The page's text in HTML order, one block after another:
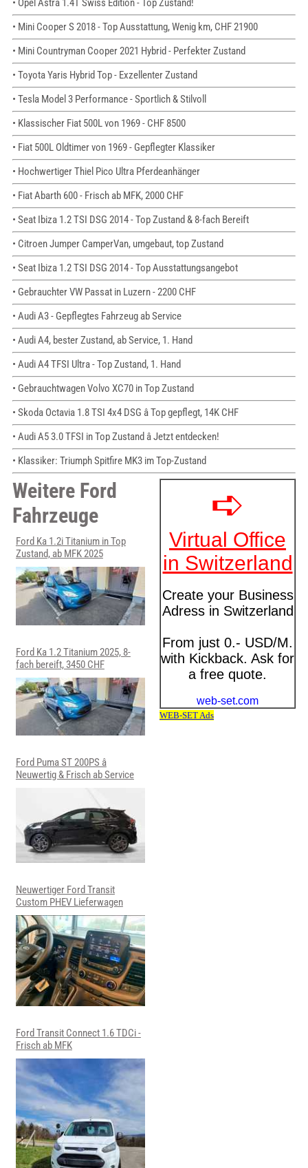
• Opel Astra 1.4T Swiss Edition - Top Zustand!
• Mini Cooper S 2018 - Top Ausstattung, Wenig km, CHF 21900
• Mini Countryman Cooper 2021 Hybrid - Perfekter Zustand
• Toyota Yaris Hybrid Top - Exzellenter Zustand
• Tesla Model 3 Performance - Sportlich & Stilvoll
• Klassischer Fiat 500L von 1969 - CHF 8500
• Fiat 500L Oldtimer von 1969 - Gepflegter Klassiker
• Hochwertiger Thiel Pico Ultra Pferdeanhänger
• Fiat Abarth 600 - Frisch ab MFK, 2000 CHF
• Seat Ibiza 1.2 TSI DSG 2014 - Top Zustand & 8-fach Bereift
• Citroen Jumper CamperVan, umgebaut, top Zustand
• Seat Ibiza 1.2 TSI DSG 2014 - Top Ausstattungsangebot
• Gebrauchter VW Passat in Luzern - 2200 CHF
• Audi A3 - Gepflegtes Fahrzeug ab Service
• Audi A4, bester Zustand, ab Service, 1. Hand
• Audi A4 TFSI Ultra - Top Zustand, 1. Hand
• Gebrauchtwagen Volvo XC70 in Top Zustand
• Skoda Octavia 1.8 TSI 4x4 DSG â Top gepflegt, 14K CHF
• Audi A5 3.0 TFSI in Top Zustand â Jetzt entdecken!
• Klassiker: Triumph Spitfire MK3 im Top-Zustand
Weitere Ford
Fahrzeuge
Ford Ka 1.2i Titanium in Top
Zustand, ab MFK 2025
Ford Ka 1.2 Titanium 2025, 8-
fach bereift, 3450 CHF
Ford Puma ST 200PS â
Neuwertig & Frisch ab Service
Neuwertiger Ford Transit
Custom PHEV Lieferwagen
Ford Transit Connect 1.6 TDCi -
Frisch ab MFK